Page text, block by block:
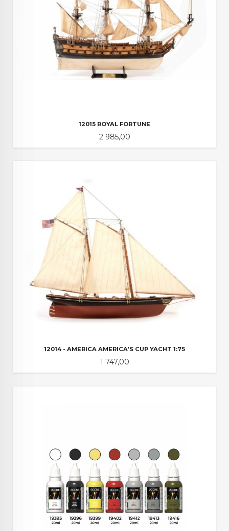
12015 ROYAL FORTUNE
Pris
2 985,00
12014 - AMERICA AMERICA'S CUP YACHT 1:75
Pris
1 747,00